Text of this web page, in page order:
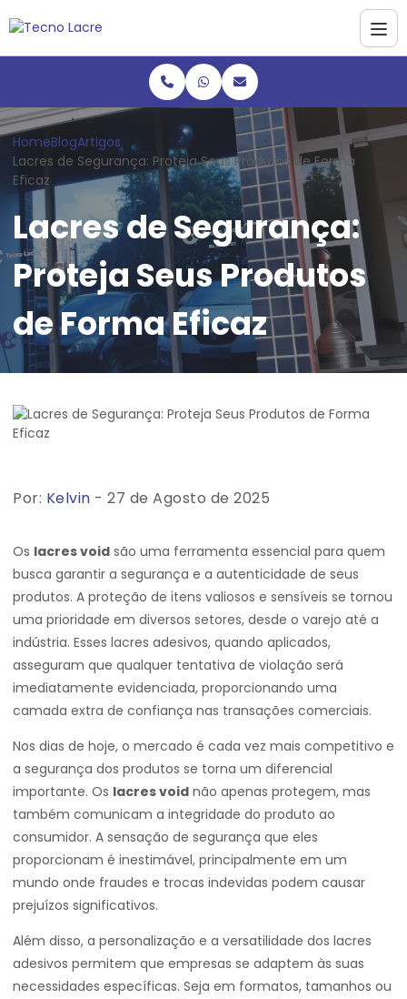
HomeBlogArtigos
Lacres de Segurança: Proteja Seus Produtos de Forma
Eficaz
Lacres de Segurança:
Proteja Seus Produtos
de Forma Eficaz
Por: Kelvin - 27 de Agosto de 2025
Os lacres void são uma ferramenta essencial para quem
busca garantir a segurança e a autenticidade de seus
produtos. A proteção de itens valiosos e sensíveis se tornou
uma prioridade em diversos setores, desde o varejo até a
indústria. Esses lacres adesivos, quando aplicados,
asseguram que qualquer tentativa de violação será
imediatamente evidenciada, proporcionando uma
camada extra de confiança nas transações comerciais.
Nos dias de hoje, o mercado é cada vez mais competitivo e
a segurança dos produtos se torna um diferencial
importante. Os lacres void não apenas protegem, mas
também comunicam a integridade do produto ao
consumidor. A sensação de segurança que eles
proporcionam é inestimável, principalmente em um
mundo onde fraudes e trocas indevidas podem causar
prejuízos significativos.
Além disso, a personalização e a versatilidade dos lacres
adesivos permitem que empresas se adaptem às suas
necessidades específicas. Seja em formatos, tamanhos ou